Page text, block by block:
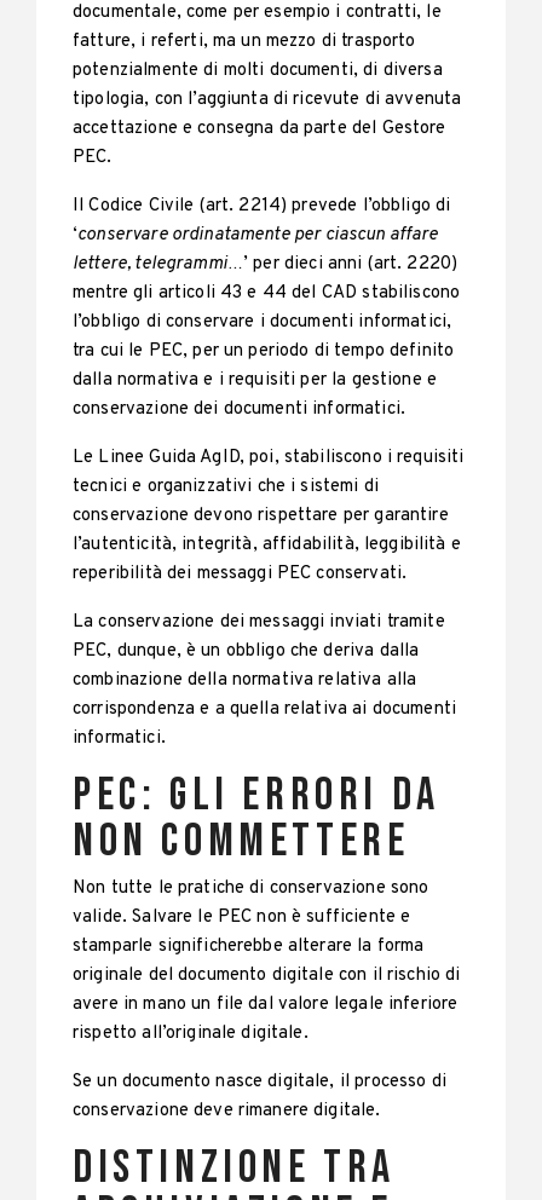
documentale, come per esempio i contratti, le
fatture, i referti, ma un mezzo di trasporto
potenzialmente di molti documenti, di diversa
tipologia, con l’aggiunta di ricevute di avvenuta
accettazione e consegna da parte del Gestore
PEC.
Il Codice Civile (art. 2214) prevede l’obbligo di
‘conservare ordinatamente per ciascun affare
lettere, telegrammi…’ per dieci anni (art. 2220)
mentre gli articoli 43 e 44 del CAD stabiliscono
l’obbligo di conservare i documenti informatici,
tra cui le PEC, per un periodo di tempo definito
dalla normativa e i requisiti per la gestione e
conservazione dei documenti informatici.
Le Linee Guida AgID, poi, stabiliscono i requisiti
tecnici e organizzativi che i sistemi di
conservazione devono rispettare per garantire
l’autenticità, integrità, affidabilità, leggibilità e
reperibilità dei messaggi PEC conservati.
La conservazione dei messaggi inviati tramite
PEC, dunque, è un obbligo che deriva dalla
combinazione della normativa relativa alla
corrispondenza e a quella relativa ai documenti
informatici.
PEC: gli errori da
non commettere
Non tutte le pratiche di conservazione sono
valide. Salvare le PEC non è sufficiente e
stamparle significherebbe alterare la forma
originale del documento digitale con il rischio di
avere in mano un file dal valore legale inferiore
rispetto all’originale digitale.
Se un documento nasce digitale, il processo di
conservazione deve rimanere digitale.
Distinzione tra